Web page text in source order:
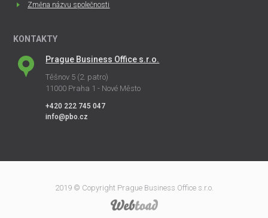
Změna názvu společnosti
KONTAKTY
Prague Business Office s.r.o.
Těšnov 5 (2. patro)
11000 Praha 1 - Nové Město
+420 222 745 047
info@pbo.cz
2019 © Copyright Prague Business Office s.r.o.